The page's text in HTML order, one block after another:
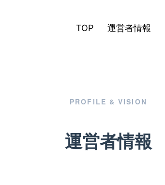
TOP 運営者情報
PROFILE & VISION
運営者情報